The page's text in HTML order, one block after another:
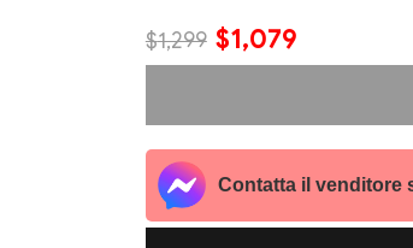
$1,299 $1,079
Contatta il venditore